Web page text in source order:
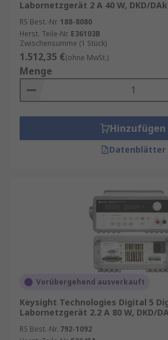
Labornetzgerät 2 A 40 W, DKD/
RS Best.-Nr. 188-8080
Herst. Teile-Nr. E36103B
Zwischensumme (1 Stück)
1.512,35 €(ohne MwSt.)
Menge
Hinzufügen
Datenblätter
Vorübergehend ausverkauft
Keysight Technologies Digital 5
Labornetzgerät 2.2 A 80 W, DKD/
RS Best.-Nr. 792-1092